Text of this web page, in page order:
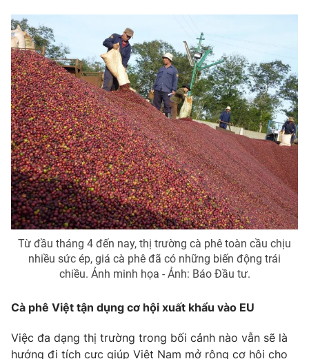
Từ đầu tháng 4 đến nay, thị trường cà phê toàn cầu chịu
nhiều sức ép, giá cà phê đã có những biến động trái
chiều. Ảnh minh họa - Ảnh: Báo Đầu tư.
Cà phê Việt tận dụng cơ hội xuất khẩu vào EU
Việc đa dạng thị trường trong bối cảnh nào vẫn sẽ là
hướng đi tích cực giúp Việt Nam mở rộng cơ hội cho